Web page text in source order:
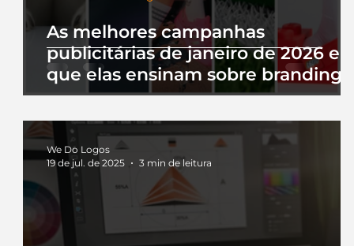
As melhores campanhas
publicitárias de janeiro de 2026 e
que elas ensinam sobre branding
We Do Logos
19 de jul. de 2025
3 min de leitura